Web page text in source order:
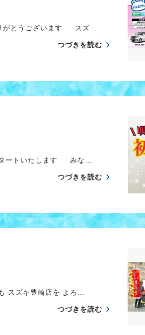
がとうございます スズ…
つづきを読む
タートいたします みな…
つづきを読む
スズキ豊崎店を よろ…
つづきを読む